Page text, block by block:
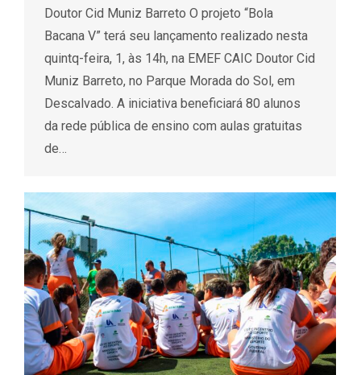
Doutor Cid Muniz Barreto O projeto “Bola
Bacana V” terá seu lançamento realizado nesta
quintq-feira, 1, às 14h, na EMEF CAIC Doutor Cid
Muniz Barreto, no Parque Morada do Sol, em
Descalvado. A iniciativa beneficiará 80 alunos
da rede pública de ensino com aulas gratuitas
de…